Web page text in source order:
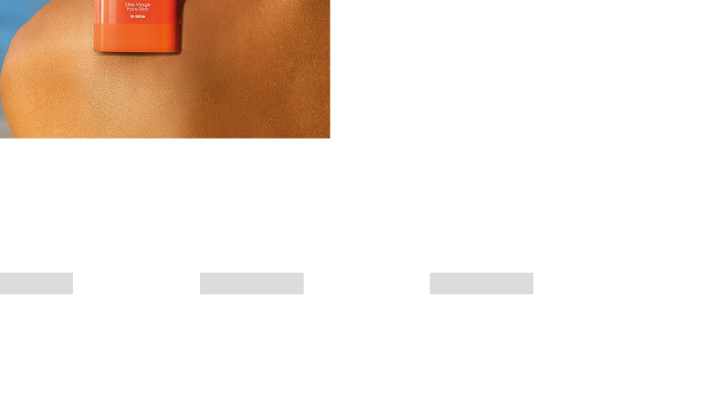
Mais informações